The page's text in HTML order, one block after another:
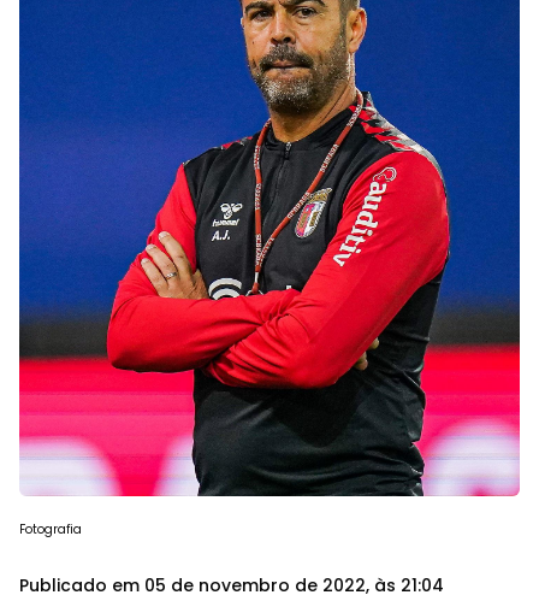
Fotografia
Publicado em 05 de novembro de 2022, às 21:04